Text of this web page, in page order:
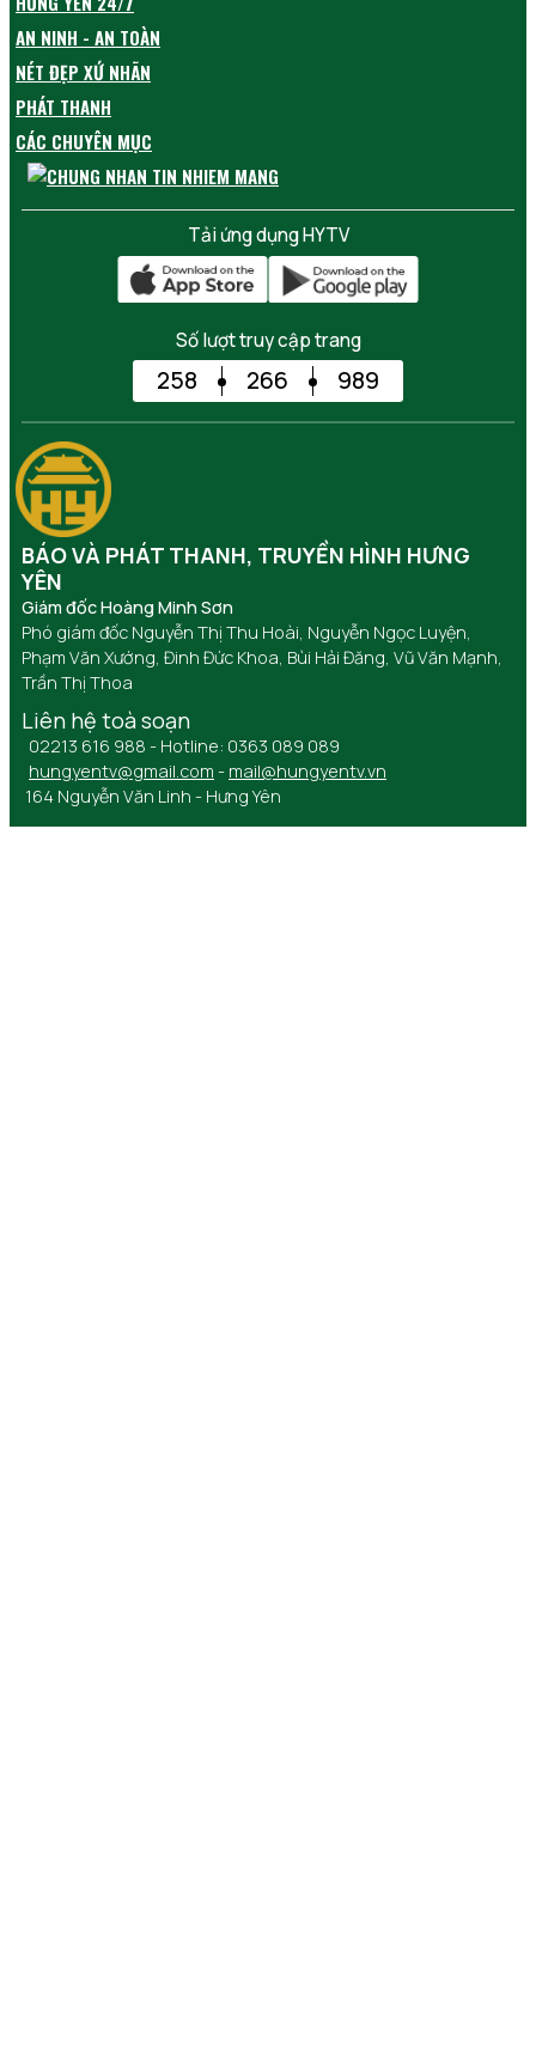
AN NINH - AN TOÀN
NÉT ĐẸP XỨ NHÃN
PHÁT THANH
CÁC CHUYÊN MỤC
Tải ứng dụng HYTV
Số lượt truy cập trang
258 266 989
BÁO VÀ PHÁT THANH, TRUYỀN HÌNH HƯNG
YÊN
Giám đốc Hoàng Minh Sơn
Phó giám đốc Nguyễn Thị Thu Hoài, Nguyễn Ngọc Luyện,
Phạm Văn Xướng, Đinh Đức Khoa, Bùi Hải Đăng, Vũ Văn Mạnh,
Trần Thị Thoa
Liên hệ toà soạn
02213 616 988 - Hotline: 0363 089 089
hungyentv@gmail.com - mail@hungyentv.vn
164 Nguyễn Văn Linh - Hưng Yên